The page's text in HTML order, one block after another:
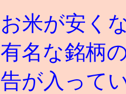
お米が安く
有名な銘柄
告が入って